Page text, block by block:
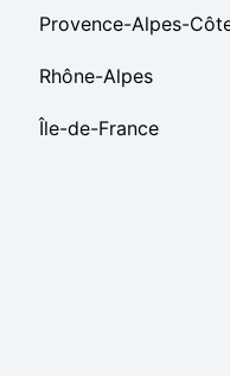
Provence-Alpes-
Rhône-Alpes
Île-de-France